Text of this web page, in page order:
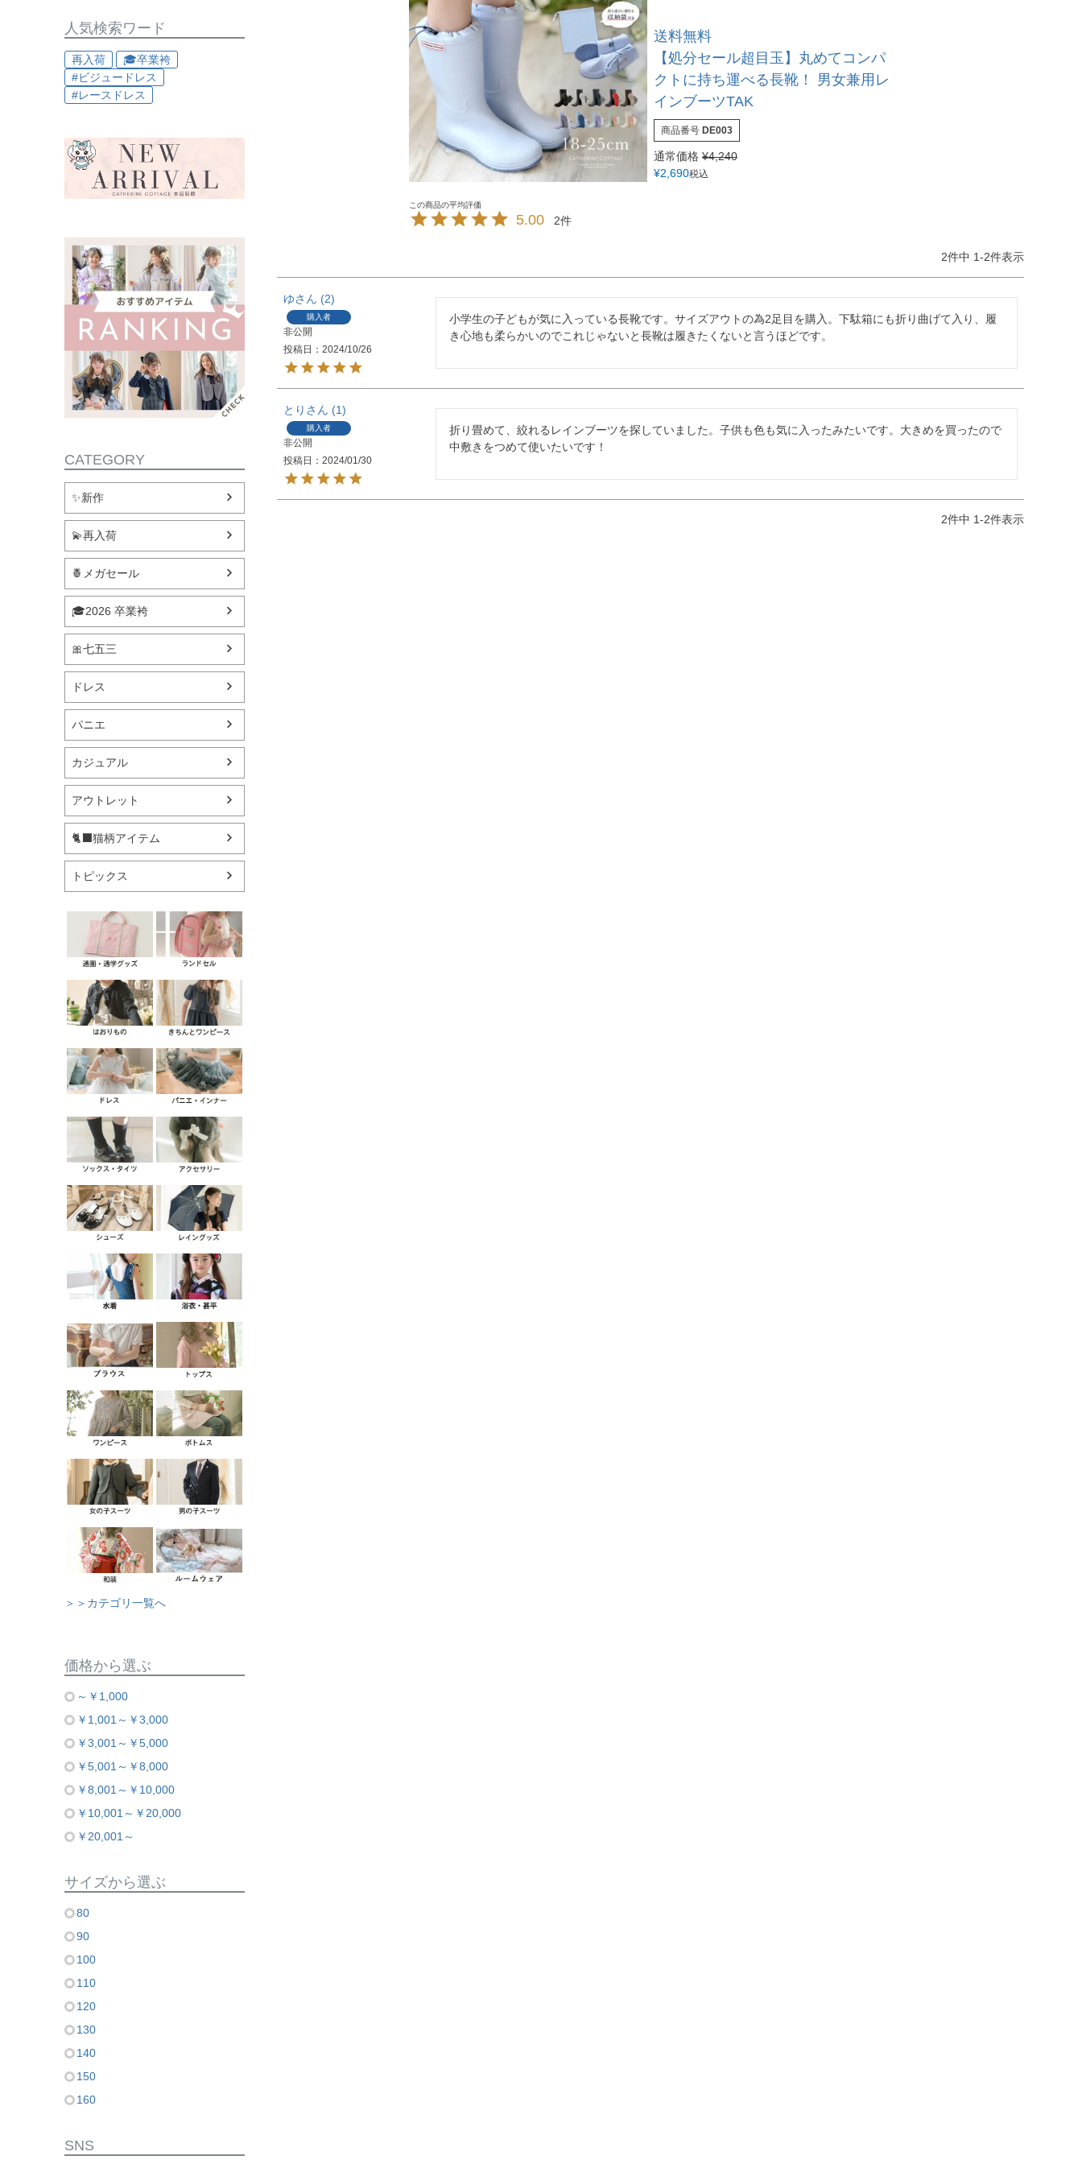
人気検索ワード
再入荷
🎓卒業袴
#ビジュードレス
#レースドレス
CATEGORY
✨新作
💫再入荷
🍍メガセール
🎓2026 卒業袴
🎀七五三
ドレス
パニエ
カジュアル
アウトレット
🐈‍⬛猫柄アイテム
トピックス
＞＞カテゴリ一覧へ
価格から選ぶ
～￥1,000
￥1,001～￥3,000
￥3,001～￥5,000
￥5,001～￥8,000
￥8,001～￥10,000
￥10,001～￥20,000
￥20,001～
サイズから選ぶ
80
90
100
110
120
130
140
150
160
SNS
送料無料
【処分セール超目玉】丸めてコンパ
クトに持ち運べる長靴！ 男女兼用レ
インブーツTAK
商品番号 DE003
通常価格 ¥4,240
¥2,690税込
5.00 2
2件中 1-2件表示
ゆ 2
購入者
非公開
投稿日
2024/10/26
小学生の子どもが気に入っている長靴です。サイズアウトの為2足目を購入。下駄箱にも折り曲げて入り、履
き心地も柔らかいのでこれじゃないと長靴は履きたくないと言うほどです。
とり 1
購入者
非公開
投稿日
2024/01/30
折り畳めて、絞れるレインブーツを探していました。子供も色も気に入ったみたいです。大きめを買ったので
中敷きをつめて使いたいです！
2件中 1-2件表示